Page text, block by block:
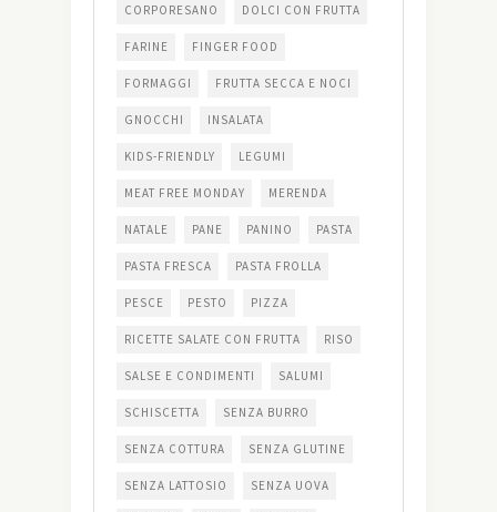
CORPORESANO DOLCI CON FRUTTA
FARINE FINGER FOOD
FORMAGGI FRUTTA SECCA E NOCI
GNOCCHI INSALATA
KIDS-FRIENDLY LEGUMI
MEAT FREE MONDAY MERENDA
NATALE PANE PANINO PASTA
PASTA FRESCA PASTA FROLLA
PESCE PESTO PIZZA
RICETTE SALATE CON FRUTTA RISO
SALSE E CONDIMENTI SALUMI
SCHISCETTA SENZA BURRO
SENZA COTTURA SENZA GLUTINE
SENZA LATTOSIO SENZA UOVA